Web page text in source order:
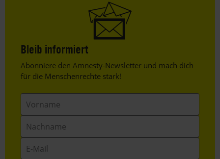
Bleib informiert
Header
Text
Abonniere den Amnesty-Newsletter und mach dich
für die Menschenrechte stark!
Mail